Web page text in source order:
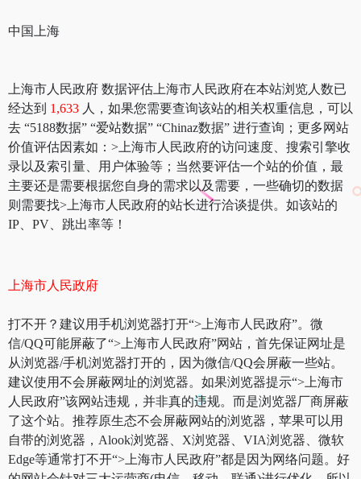
中国上海
上海市人民政府 数据评估上海市人民政府在本站浏览人数已
经达到 1,633 人，如果您需要查询该站的相关权重信息，可以
去 “5188数据” “爱站数据” “Chinaz数据” 进行查询；更多网站
价值评估因素如：>上海市人民政府的访问速度、搜索引擎收
录以及索引量、用户体验等；当然要评估一个站的价值，最
主要还是需要根据您自身的需求以及需要，一些确切的数据
则需要找>上海市人民政府的站长进行洽谈提供。如该站的
IP、PV、跳出率等！
上海市人民政府
打不开？建议用手机浏览器打开“>上海市人民政府”。微
信/QQ可能屏蔽了“>上海市人民政府”网站，首先保证网址是
从浏览器/手机浏览器打开的，因为微信/QQ会屏蔽一些站。
建议使用不会屏蔽网址的浏览器。如果浏览器提示“>上海市
人民政府”该网站违规，并非真的违规。而是浏览器厂商屏蔽
了这个站。推荐原生态不会屏蔽网站的浏览器，苹果可以用
自带的浏览器，Alook浏览器、X浏览器、VIA浏览器、微软
Edge等通常打不开“>上海市人民政府”都是因为网络问题。好